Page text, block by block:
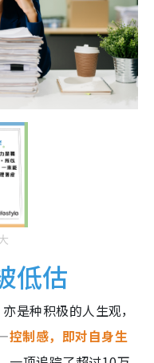
低估
是种积极的人生观，
控制感，即对自身生